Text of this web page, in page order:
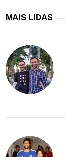
MAIS LIDAS